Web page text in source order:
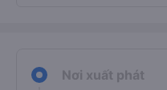
Nơi xuất phát